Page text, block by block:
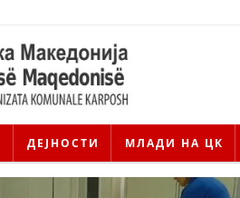
ДЕЈНОСТИ МЛАДИ НА ЦК